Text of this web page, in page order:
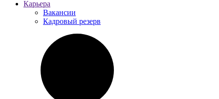
Карьера
Вакансии
Кадровый резерв